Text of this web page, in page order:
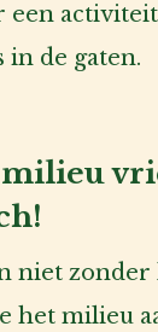
een
in de gaten.
milieu
niet zonder
het milieu